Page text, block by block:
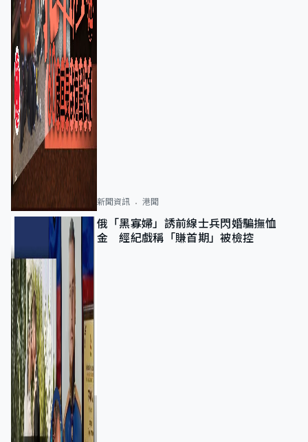
新聞資訊 港聞
俄「黑寡婦」誘前線士兵閃婚騙撫恤
金 經紀戲稱「賺首期」被檢控